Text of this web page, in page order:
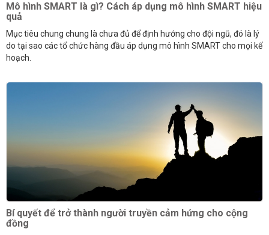
Mô hình SMART là gì? Cách áp dụng mô hình SMART hiệu
quả
Mục tiêu chung chung là chưa đủ để định hướng cho đội ngũ, đó là lý
do tại sao các tổ chức hàng đầu áp dụng mô hình SMART cho mọi kế
hoạch.
Bí quyết để trở thành người truyền cảm hứng cho cộng
đồng